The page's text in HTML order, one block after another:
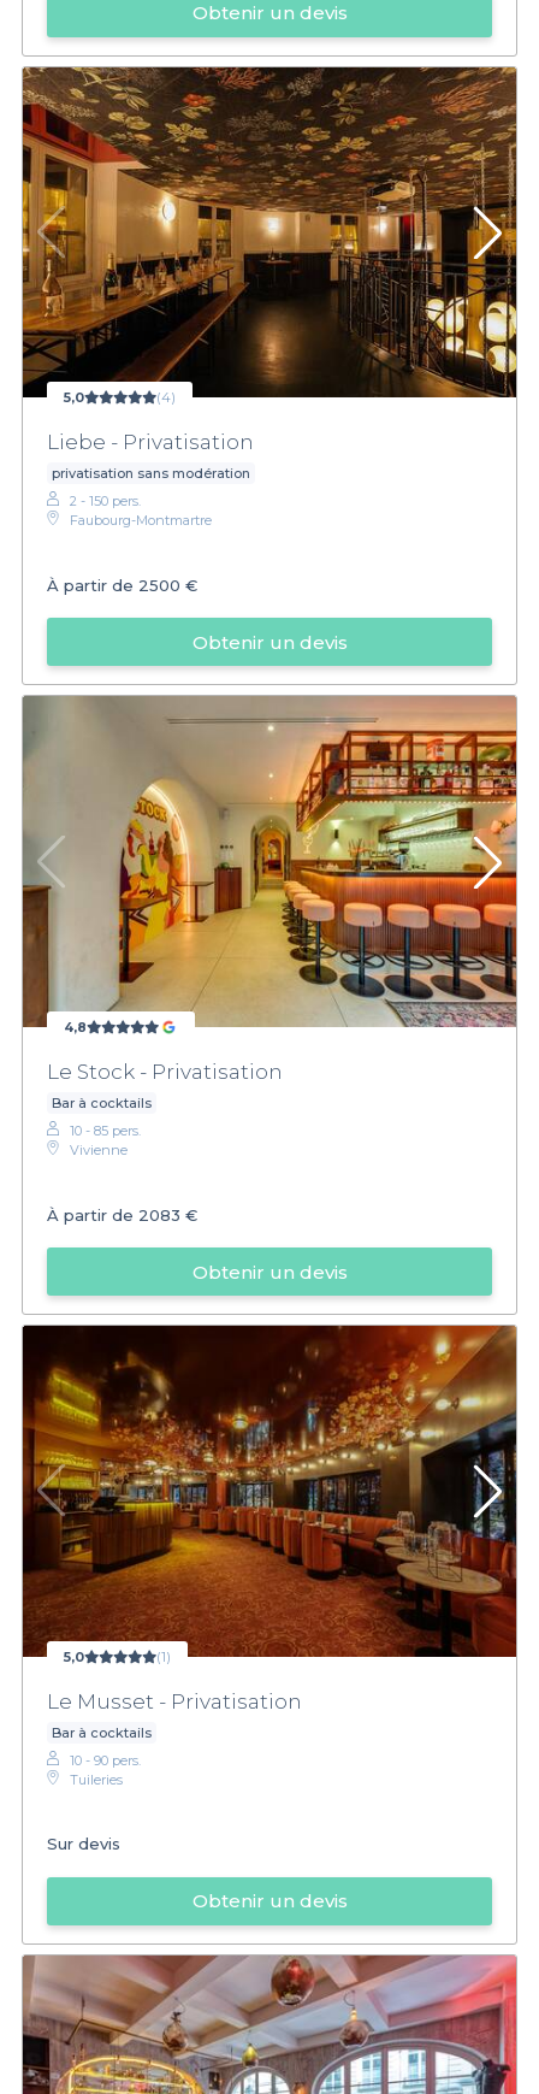
Obtenir un devis
5,0 (4)
Liebe - Privatisation
privatisation sans modération
2 - 150 pers.
Faubourg-Montmartre
À partir de 2500 €
Obtenir un devis
4,8
Le Stock - Privatisation
Bar à cocktails
10 - 85 pers.
Vivienne
À partir de 2083 €
Obtenir un devis
5,0 (1)
Le Musset - Privatisation
Bar à cocktails
10 - 90 pers.
Tuileries
Sur devis
Obtenir un devis